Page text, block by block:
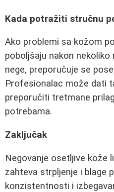
Kada potražiti stručnu
Ako problemi sa kožom
poboljšaju nakon
nege, preporučuje se
Profesionalac može dati
preporučiti tretmane
potrebama.
Zaključak
Negovanje osetljive kože
zahteva strpljenje i blage
konzistentnosti i